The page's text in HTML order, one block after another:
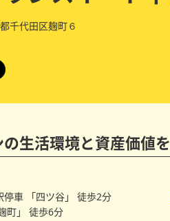
千代田区麹町６
生活環境と資産価値
停車 「四ツ谷」 徒歩2分
町」 徒歩6分